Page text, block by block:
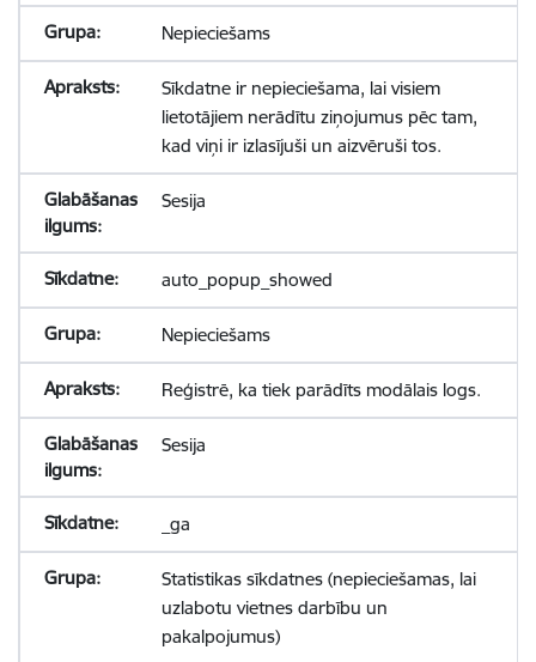
Nepieciešams
Sīkdatne ir nepieciešama, lai visiem
lietotājiem nerādītu ziņojumus pēc tam,
kad viņi ir izlasījuši un aizvēruši tos.
Sesija
auto_popup_showed
Nepieciešams
Reģistrē, ka tiek parādīts modālais logs.
Sesija
_ga
Statistikas sīkdatnes (nepieciešamas, lai
uzlabotu vietnes darbību un
pakalpojumus)